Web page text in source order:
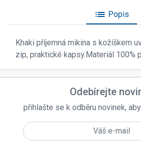
list Popis
Khaki příjemná mikina s kožíškem
zip, praktické kapsy.Materiál 100%
Odebírejte
přihlašte se k odběru novinek,